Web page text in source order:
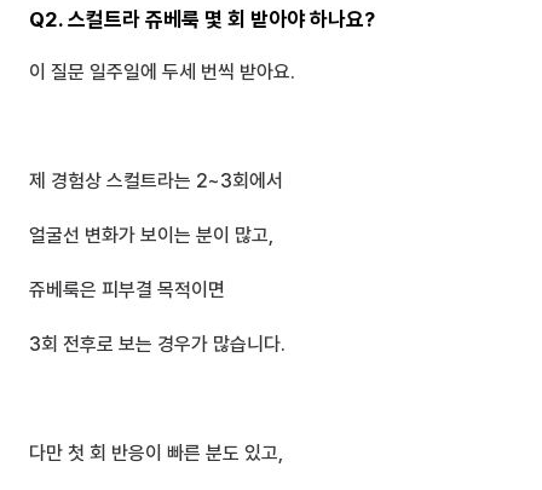
Q2. 스컬트라 쥬베룩 몇 회 받아야 하나요?
이 질문 일주일에 두세 번씩 받아요.
제 경험상 스컬트라는 2~3회에서
얼굴선 변화가 보이는 분이 많고,
쥬베룩은 피부결 목적이면
3회 전후로 보는 경우가 많습니다.
다만 첫 회 반응이 빠른 분도 있고,